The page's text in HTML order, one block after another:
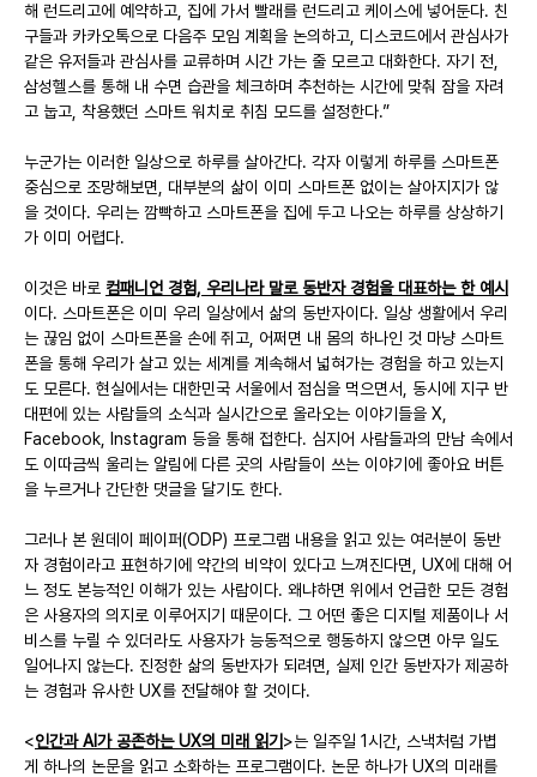
해 런드리고에 예약하고, 집에 가서 빨래를 런드리고 케이스에 넣어둔다. 친
구들과 카카오톡으로 다음주 모임 계획을 논의하고, 디스코드에서 관심사가
같은 유저들과 관심사를 교류하며 시간 가는 줄 모르고 대화한다. 자기 전,
삼성헬스를 통해 내 수면 습관을 체크하며 추천하는 시간에 맞춰 잠을 자려
고 눕고, 착용했던 스마트 워치로 취침 모드를 설정한다.”
누군가는 이러한 일상으로 하루를 살아간다. 각자 이렇게 하루를 스마트폰
중심으로 조망해보면, 대부분의 삶이 이미 스마트폰 없이는 살아지지가 않
을 것이다. 우리는 깜빡하고 스마트폰을 집에 두고 나오는 하루를 상상하기
가 이미 어렵다.
이것은 바로 컴패니언 경험, 우리나라 말로 동반자 경험을 대표하는 한 예시
이다. 스마트폰은 이미 우리 일상에서 삶의 동반자이다. 일상 생활에서 우리
는 끊임 없이 스마트폰을 손에 쥐고, 어쩌면 내 몸의 하나인 것 마냥 스마트
폰을 통해 우리가 살고 있는 세계를 계속해서 넓혀가는 경험을 하고 있는지
도 모른다. 현실에서는 대한민국 서울에서 점심을 먹으면서, 동시에 지구 반
대편에 있는 사람들의 소식과 실시간으로 올라오는 이야기들을 X,
Facebook, Instagram 등을 통해 접한다. 심지어 사람들과의 만남 속에서
도 이따금씩 울리는 알림에 다른 곳의 사람들이 쓰는 이야기에 좋아요 버튼
을 누르거나 간단한 댓글을 달기도 한다.
그러나 본 원데이 페이퍼(ODP) 프로그램 내용을 읽고 있는 여러분이 동반
자 경험이라고 표현하기에 약간의 비약이 있다고 느껴진다면, UX에 대해 어
느 정도 본능적인 이해가 있는 사람이다. 왜냐하면 위에서 언급한 모든 경험
은 사용자의 의지로 이루어지기 때문이다. 그 어떤 좋은 디지털 제품이나 서
비스를 누릴 수 있더라도 사용자가 능동적으로 행동하지 않으면 아무 일도
일어나지 않는다. 진정한 삶의 동반자가 되려면, 실제 인간 동반자가 제공하
는 경험과 유사한 UX를 전달해야 할 것이다.
<인간과 AI가 공존하는 UX의 미래 읽기 >는 일주일 1시간, 스낵처럼 가볍
게 하나의 논문을 읽고 소화하는 프로그램이다. 논문 하나가 UX의 미래를